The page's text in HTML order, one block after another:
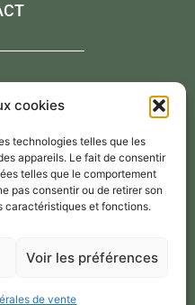
cookies
technologies telles que les
appareils. Le fait de consentir
telles que le comportement
pas consentir ou de retirer son
caractéristiques et fonctions.
Voir les préférences
de vente